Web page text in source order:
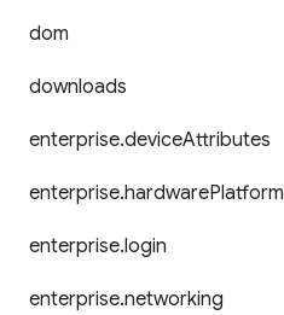
dom
downloads
enterprise.deviceAttributes
enterprise.hardwarePlatform
enterprise.login
enterprise.networking